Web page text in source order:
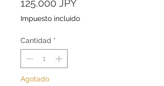
125.000 JPY
de
Impuesto incluido
Cantidad *
Agotado